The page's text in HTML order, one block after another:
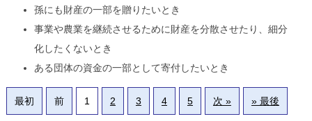
孫にも財産の一部を贈りたいとき
事業や農業を継続させるために財産を分散させたり、細分
化したくないとき
ある団体の資金の一部として寄付したいとき
最初 前 1 2 3 4 5 次 » » 最後